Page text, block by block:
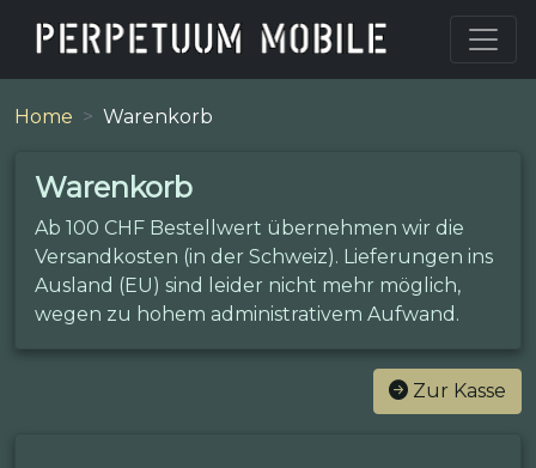
Home Warenkorb
Warenkorb
Ab 100 CHF Bestellwert übernehmen wir die
Versandkosten (in der Schweiz). Lieferungen ins
Ausland (EU) sind leider nicht mehr möglich,
wegen zu hohem administrativem Aufwand.
Zur Kasse